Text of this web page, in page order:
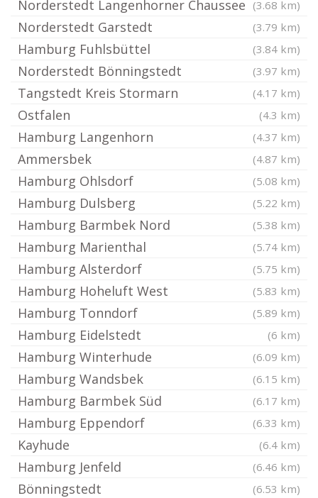
Norderstedt Langenhorner Chaussee (3.68 km)
Norderstedt Garstedt (3.79 km)
Hamburg Fuhlsbüttel (3.84 km)
Norderstedt Bönningstedt (3.97 km)
Tangstedt Kreis Stormarn (4.17 km)
Ostfalen (4.3 km)
Hamburg Langenhorn (4.37 km)
Ammersbek (4.87 km)
Hamburg Ohlsdorf (5.08 km)
Hamburg Dulsberg (5.22 km)
Hamburg Barmbek Nord (5.38 km)
Hamburg Marienthal (5.74 km)
Hamburg Alsterdorf (5.75 km)
Hamburg Hoheluft West (5.83 km)
Hamburg Tonndorf (5.89 km)
Hamburg Eidelstedt (6 km)
Hamburg Winterhude (6.09 km)
Hamburg Wandsbek (6.15 km)
Hamburg Barmbek Süd (6.17 km)
Hamburg Eppendorf (6.33 km)
Kayhude (6.4 km)
Hamburg Jenfeld (6.46 km)
Bönningstedt (6.53 km)